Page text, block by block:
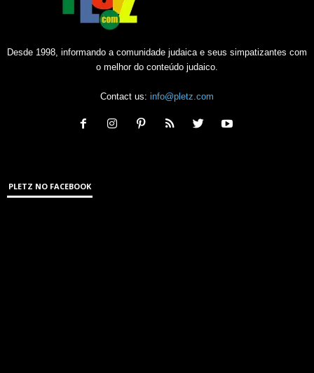
Desde 1998, informando a comunidade judaica e seus simpatizantes com
o melhor do conteúdo judaico.
Contact us: info@pletz.com
PLETZ NO FACEBOOK